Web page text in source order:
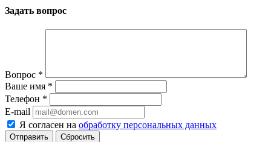
Задать вопрос
Вопрос *
Ваше имя *
Телефон *
E-mail
Я согласен на обработку персональных данных
Сбросить